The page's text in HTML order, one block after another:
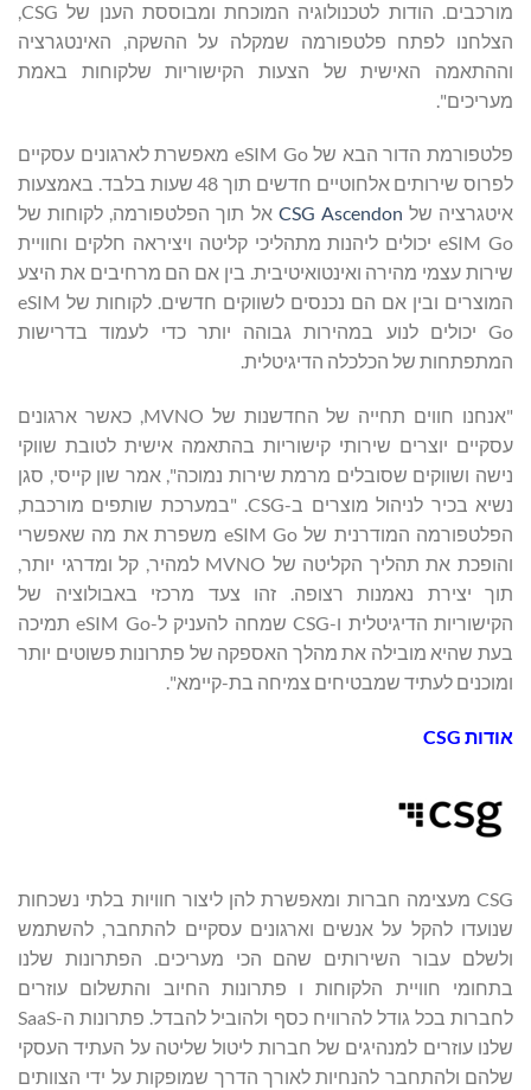
הצלחנו לפתח פלטפורמה שמקלה על ההשקה, האינטגרציה
וההתאמה האישית של הצעות הקישוריות שלקוחות באמת
מעריכים".
פלטפורמת הדור הבא של eSIM Go מאפשרת לארגונים עסקיים
לפרוס שירותים אלחוטיים חדשים תוך 48 שעות בלבד. באמצעות
איטגרציה של CSG Ascendon אל תוך הפלטפורמה, לקוחות של
eSIM Go יכולים ליהנות מתהליכי קליטה ויציראה חלקים וחוויית
שירות עצמי מהירה ואינטואיטיבית. בין אם הם מרחיבים את היצע
המוצרים ובין אם הם נכנסים לשווקים חדשים. לקוחות של eSIM
Go יכולים לנוע במהירות גבוהה יותר כדי לעמוד בדרישות
המתפתחות של הכלכלה הדיגיטלית.
"אנחנו חווים תחייה של החדשנות של MVNO, כאשר ארגונים
עסקיים יוצרים שירותי קישוריות בהתאמה אישית לטובת שווקי
נישה ושווקים שסובלים מרמת שירות נמוכה", אמר שון קייסי, סגן
נשיא בכיר לניהול מוצרים ב-CSG. "במערכת שותפים מורכבת,
הפלטפורמה המודרנית של eSIM Go משפרת את מה שאפשרי
והופכת את תהליך הקליטה של MVNO למהיר, קל ומדרגי יותר,
תוך יצירת נאמנות רצופה. זהו צעד מרכזי באבולוציה של
הקישוריות הדיגיטלית ו-CSG שמחה להעניק ל-eSIM Go תמיכה
בעת שהיא מובילה את מהלך האספקה של פתרונות פשוטים יותר
ומוכנים לעתיד שמבטיחים צמיחה בת-קיימא".
אודות CSG
CSG מעצימה חברות ומאפשרת להן ליצור חוויות בלתי נשכחות
שנועדו להקל על אנשים וארגונים עסקיים להתחבר, להשתמש
ולשלם עבור השירותים שהם הכי מעריכים. הפתרונות שלנו
בתחומי חוויית הלקוחות ו פתרונות החיוב והתשלום עוזרים
לחברות בכל גודל להרוויח כסף ולהוביל להבדל. פתרונות ה-SaaS
שלנו עוזרים למנהיגים של חברות ליטול שליטה על העתיד העסקי
שלהם ולהתחבר להנחיות לאורך הדרך שמופקות על ידי הצוותים